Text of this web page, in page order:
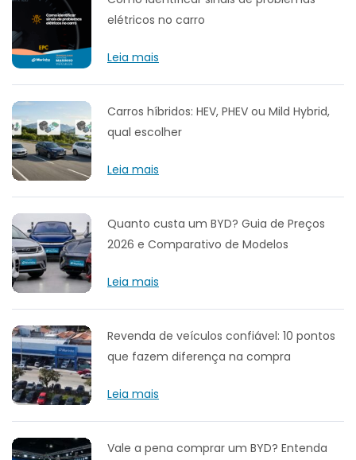
elétricos no carro
Leia mais
Carros híbridos: HEV, PHEV ou Mild Hybrid,
qual escolher
Leia mais
Quanto custa um BYD? Guia de Preços
2026 e Comparativo de Modelos
Leia mais
Revenda de veículos confiável: 10 pontos
que fazem diferença na compra
Leia mais
Vale a pena comprar um BYD? Entenda